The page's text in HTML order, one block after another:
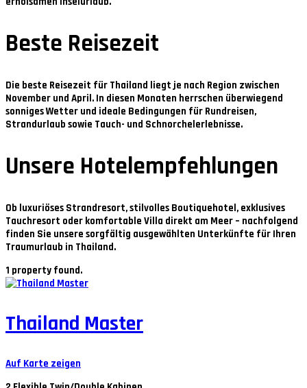
Beste Reisezeit
Die beste Reisezeit für Thailand liegt je nach Region zwischen
November und April. In diesen Monaten herrschen überwiegend
sonniges Wetter und ideale Bedingungen für Rundreisen,
Strandurlaub sowie Tauch- und Schnorchelerlebnisse.
Unsere Hotelempfehlungen
Ob luxuriöses Strandresort, stilvolles Boutiquehotel, exklusives
Tauchresort oder komfortable Villa direkt am Meer – nachfolgend
finden Sie unsere sorgfältig ausgewählten Unterkünfte für Ihren
Traumurlaub in Thailand.
1 property found.
Thailand Master
Auf Karte zeigen